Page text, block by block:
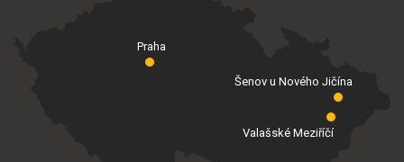
Praha
Valašské Meziříčí
Šenov u Nového Jičína